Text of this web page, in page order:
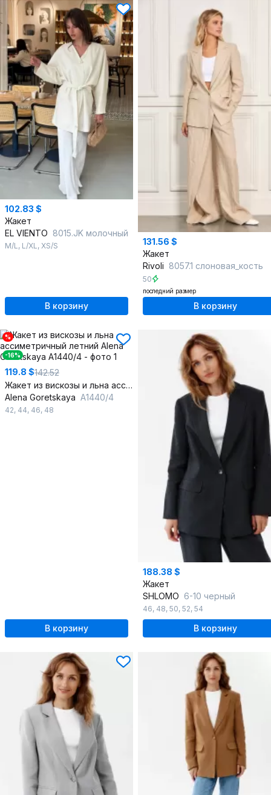
102.83 $
Жакет
EL VIENTO 8015.JK молочный
M/L, L/XL, XS/S
В корзину
131.56 $
Жакет
Rivoli 8057.1 слоновая_кость
50
последний размер
В корзину
%
-16%
119.8 $142.52
Жакет из вискозы и льна ассиметричный летний
Alena Goretskaya A1440/4
42, 44, 46, 48
В корзину
188.38 $
Жакет
SHLOMO 6-10 черный
46, 48, 50, 52, 54
В корзину